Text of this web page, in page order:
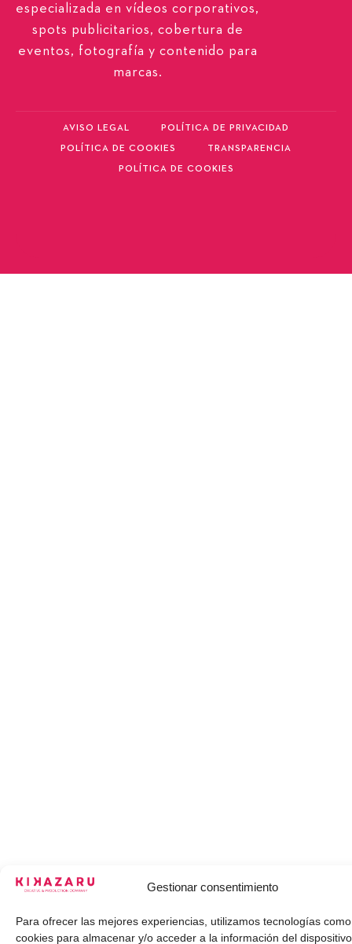
Gestionar consentimiento
Para ofrecer las mejores experiencias, utilizamos tecnologías
cookies para almacenar y/o acceder a la información del
especializada en vídeos corporativos,
spots publicitarios, cobertura de
eventos, fotografía y contenido para
marcas.
AVISO LEGAL POLÍTICA DE PRIVACIDAD
POLÍTICA DE COOKIES TRANSPARENCIA
POLÍTICA DE COOKIES